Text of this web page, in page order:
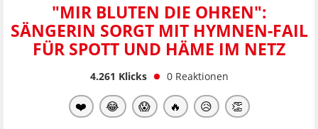
"MIR BLUTEN DIE OHREN":
SÄNGERIN SORGT MIT HYMNEN-FAIL
FÜR SPOTT UND HÄME IM NETZ
4.261 Klicks 0 Reaktionen
❤️ 😂 😱 🔥 😥 👏